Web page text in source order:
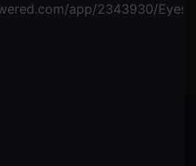
app/2343930/